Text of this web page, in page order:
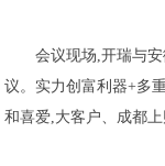
会议现场,开瑞与
议。实力创富利器+多
和喜爱,大客户、成都